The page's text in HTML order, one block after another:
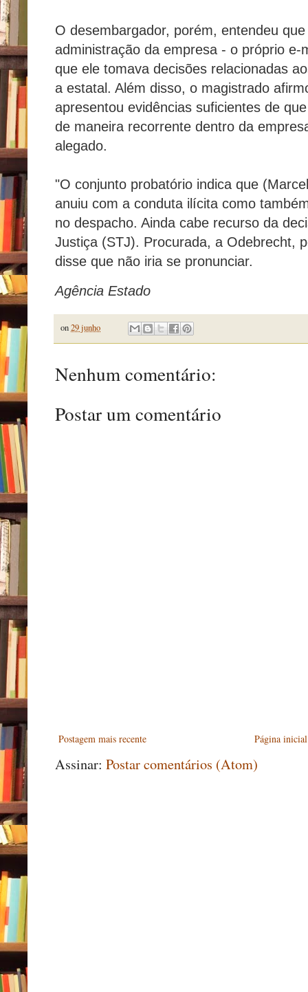
O desembargador, porém, entendeu
administração da empresa - o próprio e-
que ele tomava decisões relacionadas
a estatal. Além disso, o magistrado
apresentou evidências suficientes de
de maneira recorrente dentro da
alegado.
"O conjunto probatório indica que
anuiu com a conduta ilícita como
no despacho. Ainda cabe recurso da
Justiça (STJ). Procurada, a Odebrecht,
disse que não iria se pronunciar.
Agência Estado
on29 junho
Nenhum comentário:
Postar um comentário
Postagem mais recente Página inicial
Assinar: Postar comentários (Atom)